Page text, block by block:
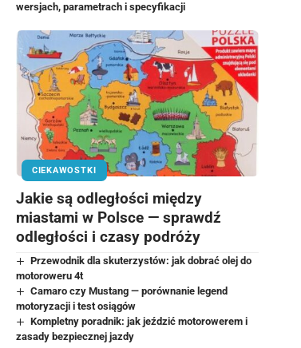
wersjach, parametrach i specyfikacji
CIEKAWOSTKI
Jakie są odległości między
miastami w Polsce — sprawdź
odległości i czasy podróży
Przewodnik dla skuterzystów: jak dobrać olej do
motoroweru 4t
Camaro czy Mustang — porównanie legend
motoryzacji i test osiągów
Kompletny poradnik: jak jeździć motorowerem i
zasady bezpiecznej jazdy